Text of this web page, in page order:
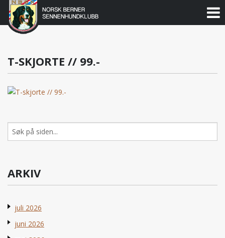
Gå
Norsk
Berner
Sennenhundklubb
T-SKJORTE // 99.-
Søk
ARKIV
juli 2026
juni 2026